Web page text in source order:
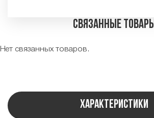
Связанные товары
Нет связанных товаров.
Характеристики